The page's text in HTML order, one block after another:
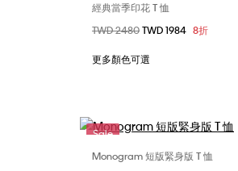
XXS
XS
L
經典當季印花 T 恤
價格扣減從
TWD 2480至
TWD 1984 8折
更多顏色可選
Sale
選擇您的尺碼
Monogram 短版緊身版 T 恤